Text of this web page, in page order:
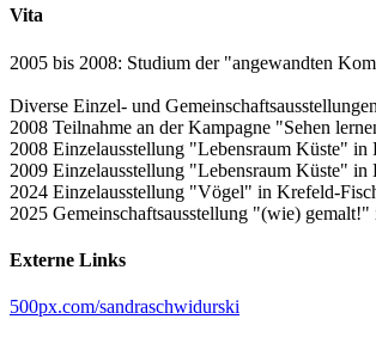
Vita
2005 bis 2008: Studium der "angewandten
Diverse Einzel- und
2008 Teilnahme an der Kampagne "Sehen
2008 Einzelausstellung "Lebensraum Küste" in
2009 Einzelausstellung "Lebensraum Küste" in
2024 Einzelausstellung "Vögel" in Krefeld-
2025 Gemeinschaftsausstellung "(wie)
Externe Links
500px.com/sandraschwidurski